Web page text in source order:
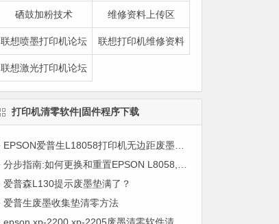
硒鼓加粉技术 维修资料上传区
联想喷墨打印机论坛 联想打印机维修资料
联想激光打印机论坛
打印机清零软件|固件程序下载
EPSON爱普生L18058打印机无边距废墨垫软件清零图文教程
分步指南:如何更换和重置EPSON L8058, XP10580, L8188, L8068和L18058打印机上的废墨垫，用于无边界打印
爱普森L130提示废墨垫满了？
爱普生废墨收集垫清零方法